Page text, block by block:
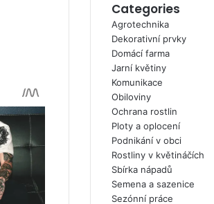
Categories
Agrotechnika
Dekorativní prvky
Domácí farma
Jarní květiny
Komunikace
Obiloviny
Ochrana rostlin
Ploty a oplocení
Podnikání v obci
Rostliny v květináčích
Sbírka nápadů
Semena a sazenice
Sezónní práce